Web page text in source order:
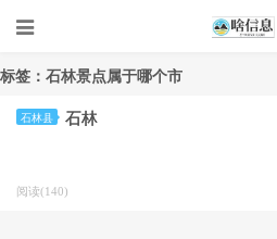
标签：石林景点属于哪个市
石林县 石林
阅读(140)